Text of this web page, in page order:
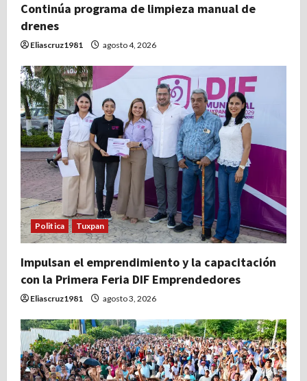
Continúa programa de limpieza manual de
drenes
Eliascruz1981 agosto 4, 2026
Politica Tuxpan
Impulsan el emprendimiento y la capacitación
con la Primera Feria DIF Emprendedores
Eliascruz1981 agosto 3, 2026